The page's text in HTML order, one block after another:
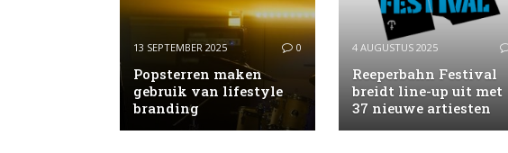
13 SEPTEMBER 2025 0
Popsterren maken
gebruik van lifestyle
branding
4 AUGUSTUS 2025
Reeperbahn Festival
breidt line-up uit met
37 nieuwe artiesten